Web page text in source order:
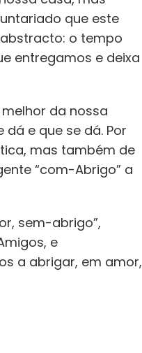
que este
o tempo
entregamos e deixa
da nossa
e que se dá. Por
mas também de
“com-Abrigo” a
sem-abrigo”,
e
a abrigar, em amor,